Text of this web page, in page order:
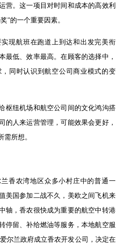
营。这一项目对时间和成本的高效利
”的一个重要因素。
现航班在跑道上到达和出发完美衔
最低、效率最高。在顾客的选择中，
同时认识到航空公司商业模式的变
枢纽机场和航空公司间的文化鸿沟搭
的人来运营管理，可能效果会更好，
需所想。
香农湾地区众多小村庄中的普通一
美国参加二战不久，美欧之间飞机来
轴，香农很快成为重要的航空中转港
停留、补给燃油等服务，本地航空服
尔兰政府成立香农开发公司，决定在